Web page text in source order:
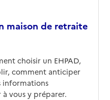
maison de retraite
choisir un EHPAD,
comment anticiper
informations
vous y préparer.